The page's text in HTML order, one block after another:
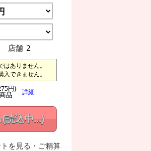
店舗 2
ありません。
できません。
円)
品 詳細
(読込中...)
を見る ・ご精算